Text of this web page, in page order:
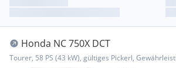
Honda NC 750X DCT
Tourer, 58 PS (43 kW), gültiges Pickerl,